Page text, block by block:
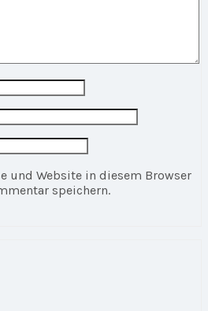
und Website in diesem Browser
speichern.